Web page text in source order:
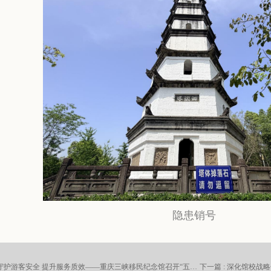
隐患销号
上一篇 : 守护游客安全 提升服务质效——重庆三峡移民纪念馆召开“五一”节前安全工作专题会